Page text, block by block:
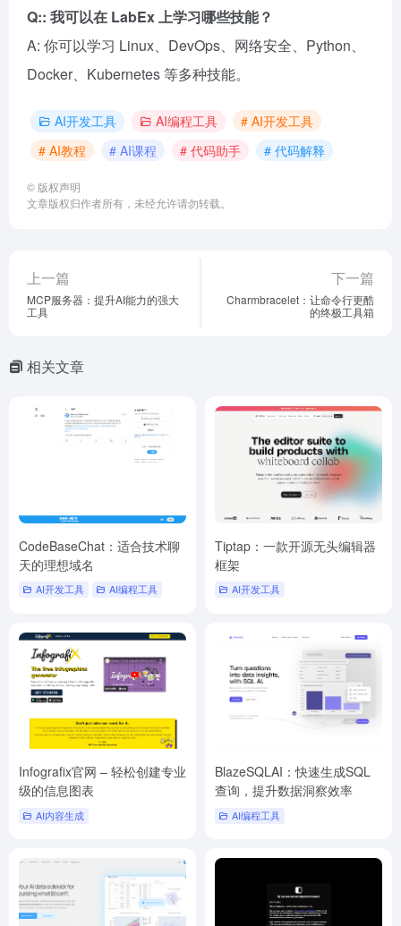
Q:: 我可以在 LabEx 上学习哪些技能？
A: 你可以学习 Linux、DevOps、网络安全、Python、
Docker、Kubernetes 等多种技能。
AI开发工具 AI编程工具
# AI开发工具
# AI教程
# AI课程 # 代码助手 # 代码解释
© 版权声明
文章版权归作者所有，未经允许请勿转载。
上一篇
MCP服务器：提升AI能力的强大
工具
下一篇
Charmbracelet：让命令行更酷
的终极工具箱
相关文章
CodeBaseChat：适合技术聊
天的理想域名
AI开发工具 AI编程工具
Tiptap：一款开源无头编辑器
框架
AI开发工具
Infografix官网 – 轻松创建专业
级的信息图表
AI内容生成
BlazeSQLAI：快速生成SQL
查询，提升数据洞察效率
AI编程工具